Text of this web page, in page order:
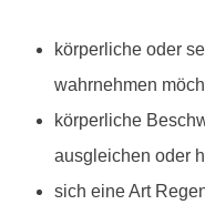
körperliche oder
wahrnehmen
körperliche
ausgleichen oder
sich eine Art